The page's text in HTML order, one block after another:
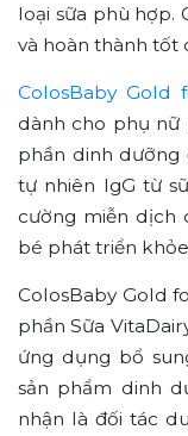
loại sữa phù hợp.
và hoàn thành tốt
ColosBaby Gold
dành cho phụ nữ
phần dinh dưỡng
tự nhiên IgG từ
cường miễn dịch
bé phát triển
ColosBaby Gold
phần Sữa
ứng dụng bổ
sản phẩm dinh
nhận là đối tác